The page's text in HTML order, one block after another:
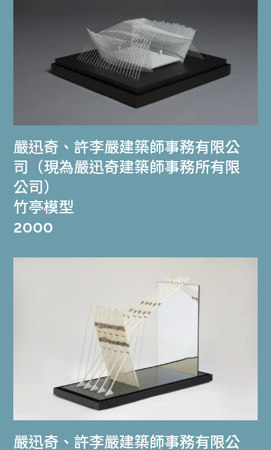
嚴迅奇 、 許李嚴建築師事務有限公
司（現為嚴迅奇建築師事務所有限
公司）
竹亭模型
2000
嚴迅奇 、 許李嚴建築師事務有限公